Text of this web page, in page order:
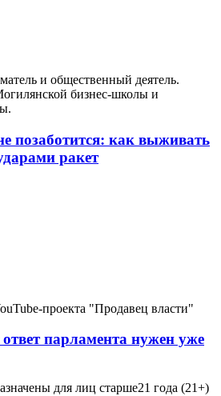
и общественный деятель.
бизнес-школы и
позаботится: как выживать
ракет
проекта "Продавец власти"
парламента нужен уже
для лиц старше21 года (21+)